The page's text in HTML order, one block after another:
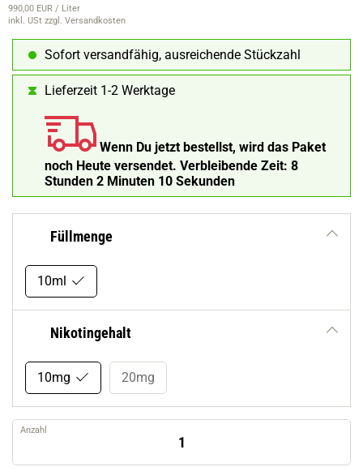
990,00 EUR / Liter
inkl. USt zzgl. Versandkosten
Sofort versandfähig, ausreichende Stückzahl
Lieferzeit 1-2 Werktage
Wenn Du jetzt bestellst, wird das Paket
noch Heute versendet. Verbleibende Zeit: 8
Stunden 2 Minuten 9 Sekunden
Füllmenge
10ml
Nikotingehalt
10mg 20mg
Anzahl